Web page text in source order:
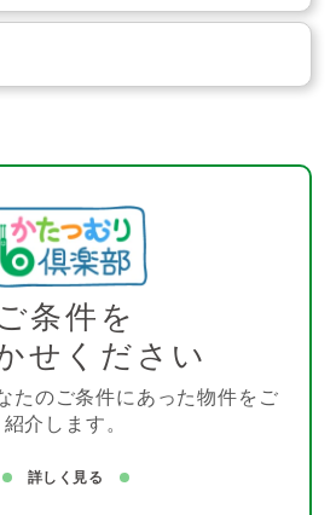
ご条件を
せください
たのご条件にあった物件をご
紹介します。
詳しく見る